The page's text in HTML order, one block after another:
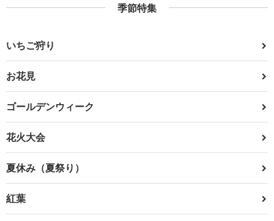
季節特集
いちご狩り
お花見
ゴールデンウィーク
花火大会
夏休み（夏祭り）
紅葉